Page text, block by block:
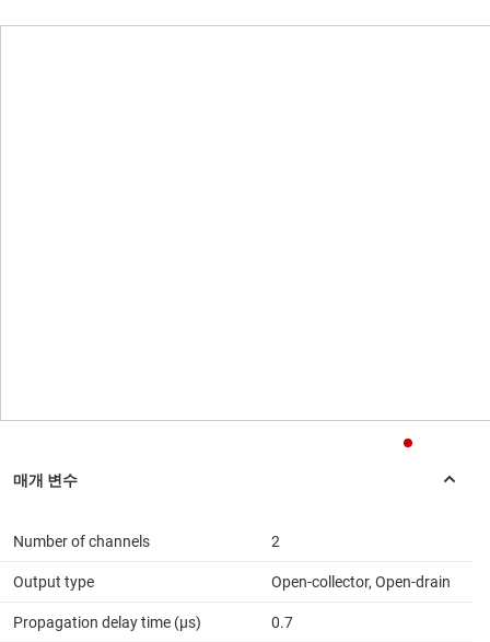
Number of channels 2
Output type Open-collector, Open-drain
Propagation delay time (µs) 0.7